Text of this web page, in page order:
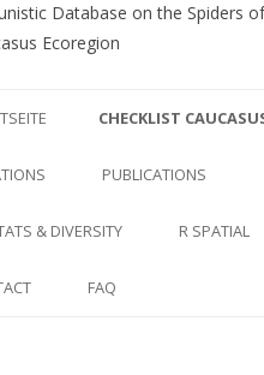
Database on the Spiders
Ecoregion
Inhalt
CHECKLIST
CHECKLIST CAUCASUS
COUNTRY AND REGION
LOCATION
PUBLICATIONS
LINKS
& DIVERSITY
DIVERSITY PATTERNS
R SPATIAL
FAQ